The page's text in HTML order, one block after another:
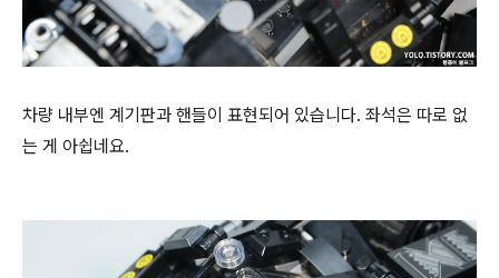
차량 내부엔 계기판과 핸들이 표현되어 있습니다. 좌석은 따로 없
는 게 아쉽네요.